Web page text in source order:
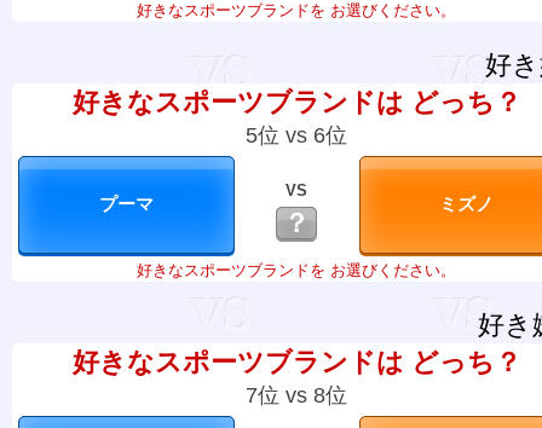
好きなスポーツブランドを お選びください。
好
好きなスポーツブランドは どっち？
5位 vs 6位
VS
？
好きなスポーツブランドを お選びください。
好き
好きなスポーツブランドは どっち？
7位 vs 8位